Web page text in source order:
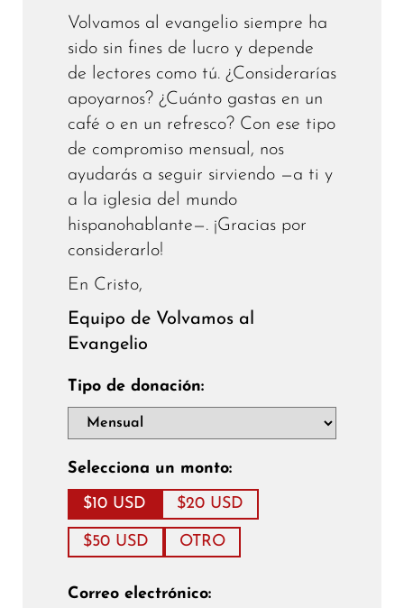
Volvamos al evangelio siempre ha
sido sin fines de lucro y depende
de lectores como tú. ¿Considerarías
apoyarnos? ¿Cuánto gastas en un
café o en un refresco? Con ese tipo
de compromiso mensual, nos
ayudarás a seguir sirviendo —a ti y
a la iglesia del mundo
hispanohablante—. ¡Gracias por
considerarlo!
En Cristo,
Equipo de Volvamos al
Evangelio
Tipo de donación:
Selecciona un monto:
$10 USD $20 USD
$50 USD OTRO
Correo electrónico: